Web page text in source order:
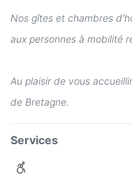
Nos gîtes et chambres
aux personnes à mobilité
Au plaisir de vous
de Bretagne.
Services